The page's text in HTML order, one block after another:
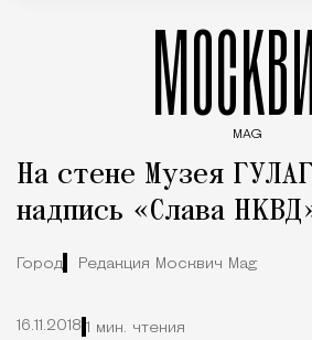
MAG
На стене Музея
надпись «Слава
Город Редакция Москвич Mag
16.11.2018 1 мин. чтения